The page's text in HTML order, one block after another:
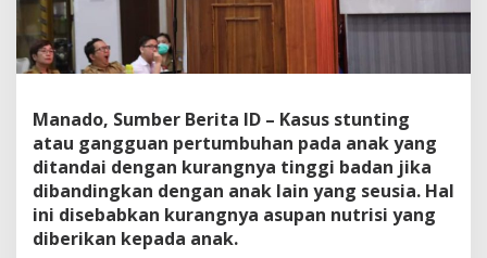
P
u
s
a
,
P
e
m
k
o
t
M
Manado, Sumber Berita ID – Kasus stunting
atau gangguan pertumbuhan pada anak yang
ditandai dengan kurangnya tinggi badan jika
dibandingkan dengan anak lain yang seusia. Hal
ini disebabkan kurangnya asupan nutrisi yang
diberikan kepada anak.